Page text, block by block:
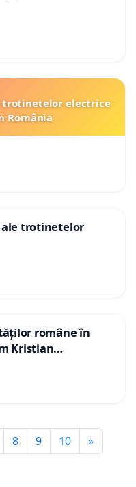
trotinetelor electrice
România
ale trotinetelor
române în
Kristian
în Danemarca de
8 9 10 »